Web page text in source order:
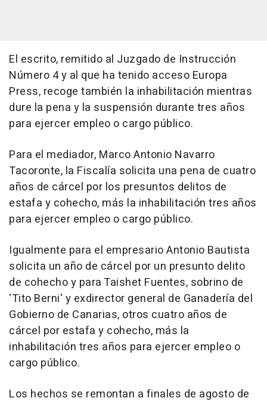
El escrito, remitido al Juzgado de Instrucción
Número 4 y al que ha tenido acceso Europa
Press, recoge también la inhabilitación mientras
dure la pena y la suspensión durante tres años
para ejercer empleo o cargo público.
Para el mediador, Marco Antonio Navarro
Tacoronte, la Fiscalía solicita una pena de cuatro
años de cárcel por los presuntos delitos de
estafa y cohecho, más la inhabilitación tres años
para ejercer empleo o cargo público.
Igualmente para el empresario Antonio Bautista
solicita un año de cárcel por un presunto delito
de cohecho y para Taishet Fuentes, sobrino de
'Tito Berni' y exdirector general de Ganadería del
Gobierno de Canarias, otros cuatro años de
cárcel por estafa y cohecho, más la
inhabilitación tres años para ejercer empleo o
cargo público.
Los hechos se remontan a finales de agosto de